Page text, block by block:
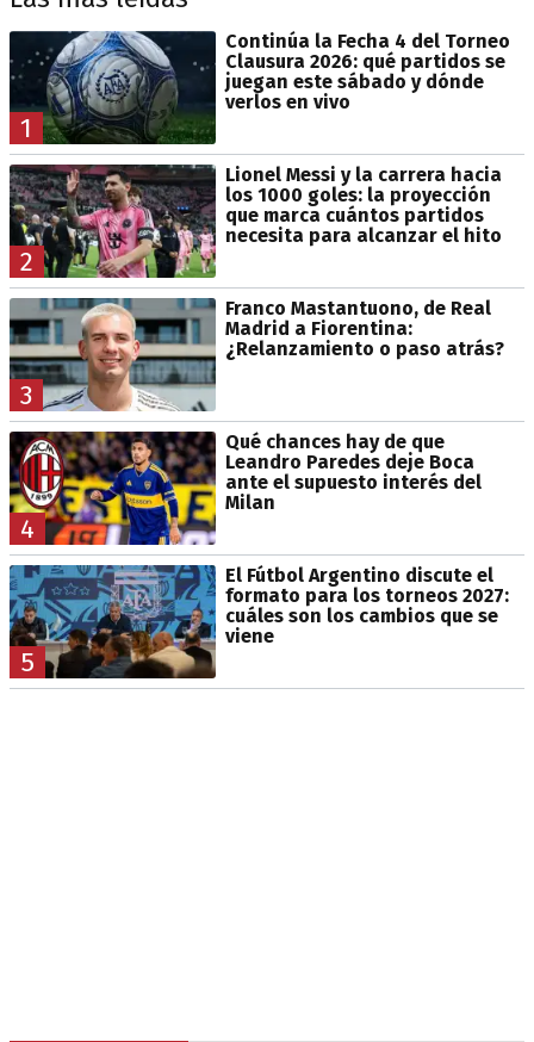
1
Continúa la Fecha 4 del Torneo
Clausura 2026: qué partidos se
juegan este sábado y dónde
verlos en vivo
2
Lionel Messi y la carrera hacia
los 1000 goles: la proyección
que marca cuántos partidos
necesita para alcanzar el hito
3
Franco Mastantuono, de Real
Madrid a Fiorentina:
¿Relanzamiento o paso atrás?
4
Qué chances hay de que
Leandro Paredes deje Boca
ante el supuesto interés del
Milan
5
El Fútbol Argentino discute el
formato para los torneos 2027:
cuáles son los cambios que se
viene